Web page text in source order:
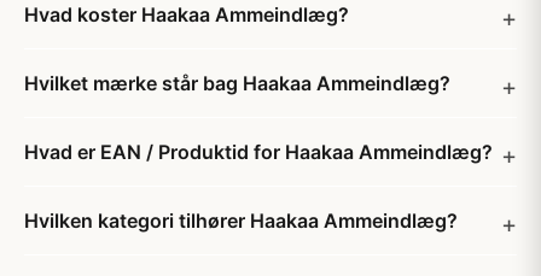
Hvad koster Haakaa Ammeindlæg?
Hvilket mærke står bag Haakaa Ammeindlæg?
Hvad er EAN / Produktid for Haakaa Ammeindlæg?
Hvilken kategori tilhører Haakaa Ammeindlæg?